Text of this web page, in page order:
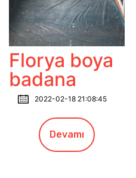
Florya boya
badana
2022-02-18 21:08:45
Devamı